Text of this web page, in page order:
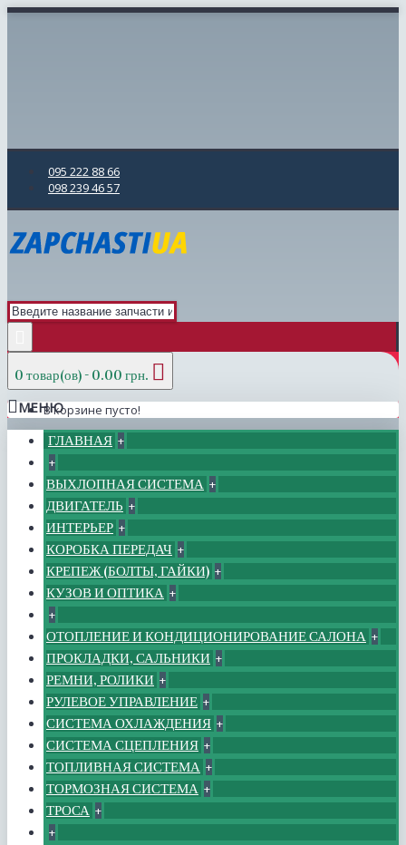
095 222 88 66
098 239 46 57
0 товар(ов) - 0.00 грн.
В корзине пусто!
МЕНЮ
ГЛАВНАЯ +
+
ВЫХЛОПНАЯ СИСТЕМА +
ДВИГАТЕЛЬ +
ИНТЕРЬЕР +
КОРОБКА ПЕРЕДАЧ +
КРЕПЕЖ (БОЛТЫ, ГАЙКИ) +
КУЗОВ И ОПТИКА +
+
ОТОПЛЕНИЕ И КОНДИЦИОНИРОВАНИЕ САЛОНА +
ПРОКЛАДКИ, САЛЬНИКИ +
РЕМНИ, РОЛИКИ +
РУЛЕВОЕ УПРАВЛЕНИЕ +
СИСТЕМА ОХЛАЖДЕНИЯ +
СИСТЕМА СЦЕПЛЕНИЯ +
ТОПЛИВНАЯ СИСТЕМА +
ТОРМОЗНАЯ СИСТЕМА +
ТРОСА +
+